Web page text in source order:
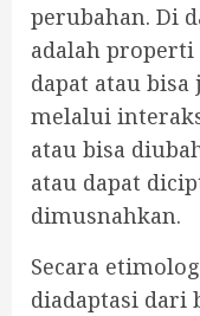
perubahan. Di
adalah
dapat atau
melalui
atau bisa
atau dapat
dimusnahkan.
Secara
diadaptasi dari